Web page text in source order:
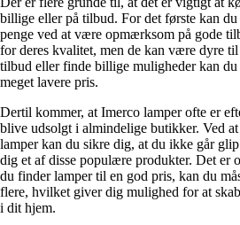
billige eller på tilbud. For det første kan du
penge ved at være opmærksom på gode
for deres kvalitet, men de kan være dyre
tilbud eller finde billige muligheder kan
meget lavere pris.
Dertil kommer, at Imerco lamper ofte er
blive udsolgt i almindelige butikker. Ved
lamper kan du sikre dig, at du ikke går
dig et af disse populære produkter. Det er
du finder lamper til en god pris, kan du
flere, hvilket giver dig mulighed for at
i dit hjem.